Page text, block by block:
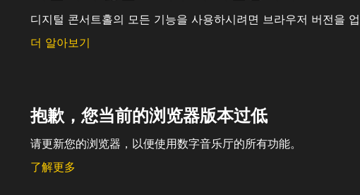
디지털 콘서트홀의 모든 기능을 사용하시려면 브라우저 버전을
더 알아보기
抱歉，您当前的浏览器版本过低
请更新您的浏览器，以便使用数字音乐厅的所有功能。
了解更多